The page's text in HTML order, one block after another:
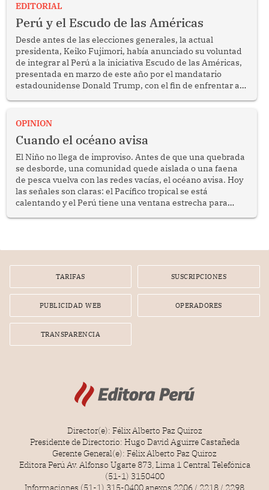
EDITORIAL
Perú y el Escudo de las Américas
Desde antes de las elecciones generales, la actual
presidenta, Keiko Fujimori, había anunciado su voluntad
de integrar al Perú a la iniciativa Escudo de las Américas,
presentada en marzo de este año por el mandatario
estadounidense Donald Trump, con el fin de enfrentar al
OPINION
Cuando el océano avisa
El Niño no llega de improviso. Antes de que una quebrada
se desborde, una comunidad quede aislada o una faena
de pesca vuelva con las redes vacías, el océano avisa. Hoy
las señales son claras: el Pacífico tropical se está
calentando y el Perú tiene una ventana estrecha para
TARIFAS SUSCRIPCIONES
PUBLICIDAD WEB OPERADORES
TRANSPARENCIA
Director(e): Félix Alberto Paz Quiroz
Presidente de Directorio: Hugo David Aguirre Castañeda
Gerente General(e): Félix Alberto Paz Quiroz
Editora Perú Av. Alfonso Ugarte 873, Lima 1 Central Telefónica
(51-1) 3150400
Informaciones (51-1) 315-0400 anexos 2206 / 2218 / 2298